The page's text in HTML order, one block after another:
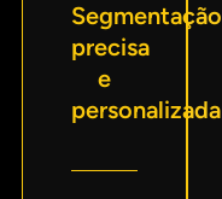
Segmentação
precisa
e
personalizada